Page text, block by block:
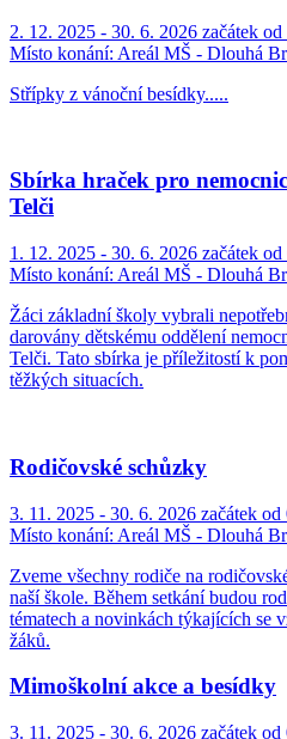
2. 12. 2025 - 30. 6. 2026 začátek od
Místo konání: Areál MŠ - Dlouhá
Střípky z vánoční besídky.....
Sbírka hraček pro
Telči
1. 12. 2025 - 30. 6. 2026 začátek od
Místo konání: Areál MŠ - Dlouhá
Žáci základní školy vybrali
darovány dětskému oddělení
Telči. Tato sbírka je příležitostí k
těžkých situacích.
Rodičovské schůzky
3. 11. 2025 - 30. 6. 2026 začátek od
Místo konání: Areál MŠ - Dlouhá
Zveme všechny rodiče na
naší škole. Během setkání budou
tématech a novinkách týkajících se
žáků.
Mimoškolní akce a besídky
3. 11. 2025 - 30. 6. 2026 začátek od